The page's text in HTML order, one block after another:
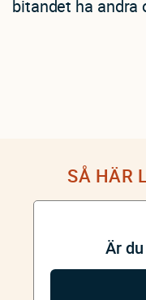
bitandet ha andra
SÅ HÄR
Är